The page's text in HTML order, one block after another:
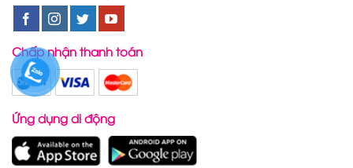
Chấp nhận thanh toán
Ứng dụng di động